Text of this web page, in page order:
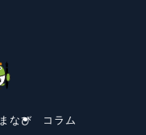
まなび コラム